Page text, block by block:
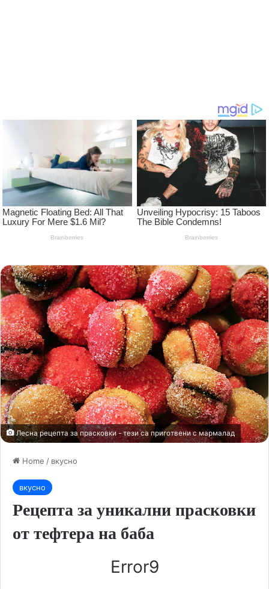
Лесна рецепта за прасковки - тези са приготвени с мармалад
Home / вкусно
вкусно
Рецепта за уникални прасковки
от тефтера на баба
Error9